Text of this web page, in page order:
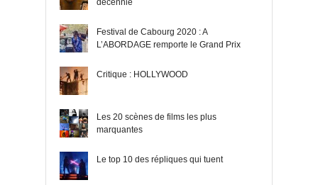
Festival de Cabourg 2020 : A
L’ABORDAGE remporte le Grand Prix
Critique : HOLLYWOOD
Les 20 scènes de films les plus
marquantes
Le top 10 des répliques qui tuent